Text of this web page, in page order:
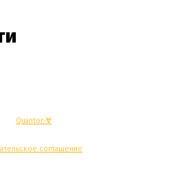
Quantor-∀
соглашение